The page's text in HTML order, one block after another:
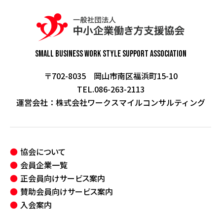
Small Business Work StyleSupport Association
〒702-8035 岡山市南区福浜町15-10
TEL.086-263-2113
運営会社： 株式会社ワークスマイルコンサルティング
協会について
会員企業一覧
正会員向けサービス案内
賛助会員向けサービス案内
入会案内